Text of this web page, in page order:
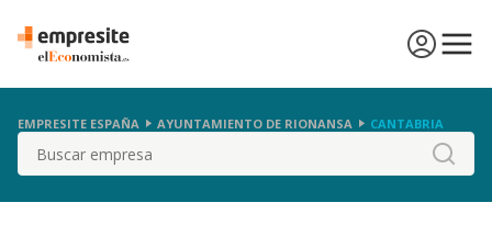
EMPRESITE ESPAÑA AYUNTAMIENTO DE RIONANSA CANTABRIA
Buscar